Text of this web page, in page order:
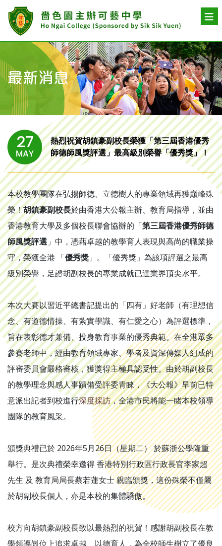
最新消息
27
MAY
熱烈祝賀胡鎮豪副校長榮獲「第三屆香港優秀
師德師風獎評選」最高級別榮譽「優秀獎」！
本校教學團隊在弘揚師德、立德樹人的專業領域再獲巔峰殊
榮！胡鎮豪副校長於由香港大公報主辦、教育局指導，並由
香港教育大學及多個校長聯會協辦的「第三屆香港優秀師德
師風獎評選」中，憑藉卓越的教學育人表現與高尚的職業操
守，榮獲全港 「優秀獎」。「優秀獎」為該項評選之最高
級別榮譽，足證胡副校長的專業成就已達業界頂尖水平。
本次大賽以習近平總書記提出的「四有」好老師（有理想信
念、有道德情操、有紮實學識、有仁愛之心）為評選標準，
旨在表彰德才兼備、投身教育事業的優秀典範。在全港眾多
參賽老師中，經由教育領域專家、學者及資深傳媒人組成的
評審委員會嚴格審核，獲獎得主極具認受性。由於胡副校長
的教學理念與感人事蹟備受評委青睞，《大公報》早前已特
意派出記者到校進行深度採訪，全港市民將能一睹本校領導
團隊的教育風采。
頒獎典禮已於 2026年5月26日（星期二） 於蘇浙公學隆重
舉行。是次典禮榮幸邀得 香港特別行政區行政長官李家超
先生 及 教育局局長蔡若蓮女士 親臨頒獎，這份殊榮不僅屬
於胡副校長個人，亦是本校的集體驕傲。
校方向胡鎮豪副校長致以最熱烈的祝賀！感謝胡副校長在教
學領導崗位上追求卓越、以德育人，為全校師生樹立了優良